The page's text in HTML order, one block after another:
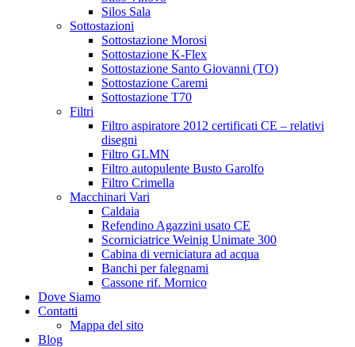
Silos Sala
Sottostazioni
Sottostazione Morosi
Sottostazione K-Flex
Sottostazione Santo Giovanni (TO)
Sottostazione Caremi
Sottostazione T70
Filtri
Filtro aspiratore 2012 certificati CE – relativi
disegni
Filtro GLMN
Filtro autopulente Busto Garolfo
Filtro Crimella
Macchinari Vari
Caldaia
Refendino Agazzini usato CE
Scorniciatrice Weinig Unimate 300
Cabina di verniciatura ad acqua
Banchi per falegnami
Cassone rif. Mornico
Dove Siamo
Contatti
Mappa del sito
Blog